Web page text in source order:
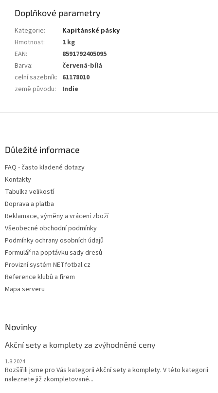
Doplňkové parametry
Kategorie:
Kapitánské pásky
Hmotnost:
1 kg
EAN:
8591792405095
Barva:
červená-bílá
celní sazebník: 61178010
země původu: Indie
Důležité informace
FAQ - často kladené dotazy
Kontakty
Tabulka velikostí
Doprava a platba
Reklamace, výměny a vrácení zboží
Všeobecné obchodní podmínky
Podmínky ochrany osobních údajů
Formulář na poptávku sady dresů
Provizní systém NETfotbal.cz
Reference klubů a firem
Mapa serveru
Novinky
Akční sety a komplety za zvýhodněné ceny
1.8.2024
Rozšířili jsme pro Vás kategorii Akční sety a komplety. V této kategorii
naleznete již zkompletované...